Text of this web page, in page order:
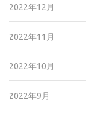
2022年12月
2022年11月
2022年10月
2022年9月